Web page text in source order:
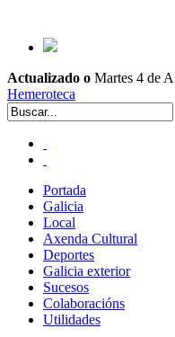
Actualizado o Martes 4 de
Hemeroteca
Portada
Galicia
Local
Axenda Cultural
Deportes
Galicia exterior
Sucesos
Colaboracións
Utilidades